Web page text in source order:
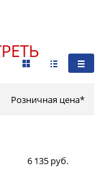
Розничная цена*
6 135 руб.